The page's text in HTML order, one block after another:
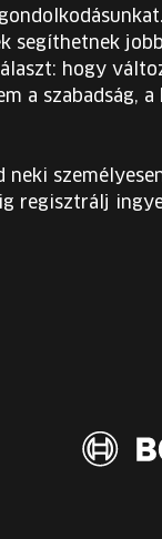
segíthetnek
hogy
a szabadság, a
regisztrálj